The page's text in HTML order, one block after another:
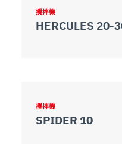
攪拌機
HERCULES 20-
攪拌機
SPIDER 10